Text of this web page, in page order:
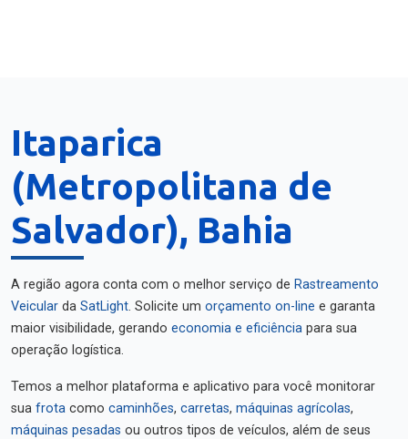
Itaparica
(Metropolitana de
Salvador), Bahia
A região agora conta com o melhor serviço de Rastreamento
Veicular da SatLight. Solicite um orçamento on-line e garanta
maior visibilidade, gerando economia e eficiência para sua
operação logística.
Temos a melhor plataforma e aplicativo para você monitorar
sua frota como caminhões, carretas, máquinas agrícolas,
máquinas pesadas ou outros tipos de veículos, além de seus